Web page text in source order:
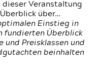
dieser Veranstaltung
über…
Einstieg in
fundierten Überblick
und Preisklassen und
beinhalten